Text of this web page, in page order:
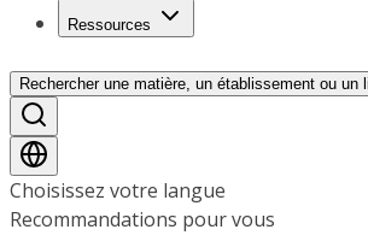
Ressources
Rechercher une matière, un établissement ou un
Choisissez votre langue
Recommandations pour vous